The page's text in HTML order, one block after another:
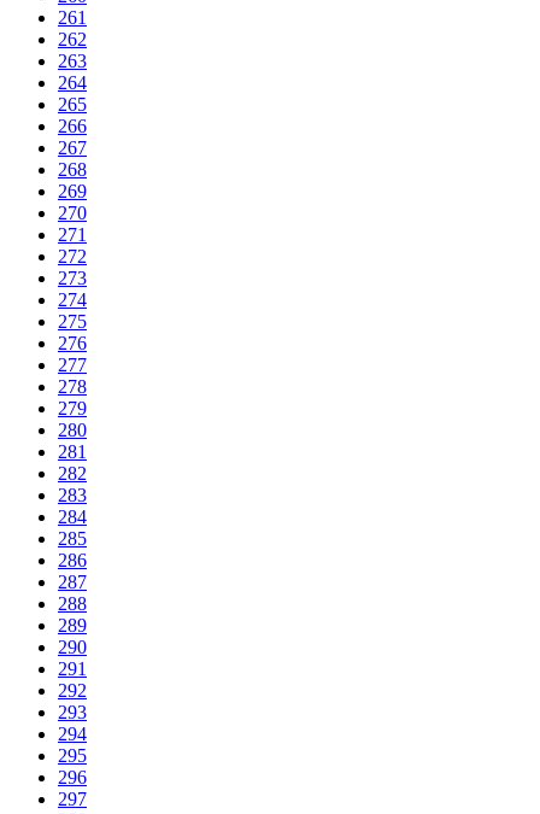
261
262
263
264
265
266
267
268
269
270
271
272
273
274
275
276
277
278
279
280
281
282
283
284
285
286
287
288
289
290
291
292
293
294
295
296
297